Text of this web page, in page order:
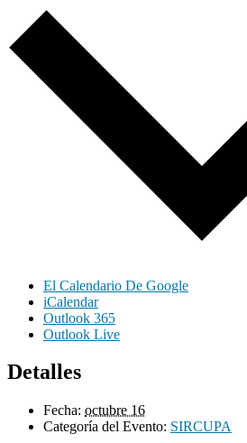
El Calendario De Google
iCalendar
Outlook 365
Outlook Live
Detalles
Fecha: octubre 16
Categoría del Evento: SIRCUPA